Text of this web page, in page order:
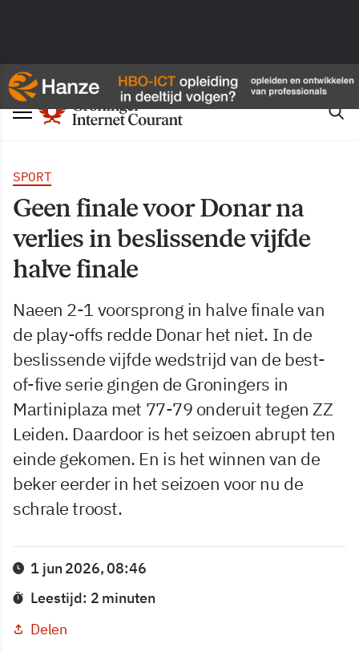
SPORT
Geen finale voor Donar na
verlies in beslissende vijfde
halve finale
Naeen 2-1 voorsprong in halve finale van
de play-offs redde Donar het niet. In de
beslissende vijfde wedstrijd van de best-
of-five serie gingen de Groningers in
Martiniplaza met 77-79 onderuit tegen ZZ
Leiden. Daardoor is het seizoen abrupt ten
einde gekomen. En is het winnen van de
beker eerder in het seizoen voor nu de
schrale troost.
1 jun 2026, 08:46
Leestijd: 2 minuten
Delen